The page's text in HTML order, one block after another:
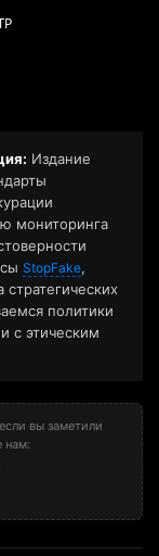
Издание
мониторинга
StopFake,
политики
с этическим
вы заметили
нам: